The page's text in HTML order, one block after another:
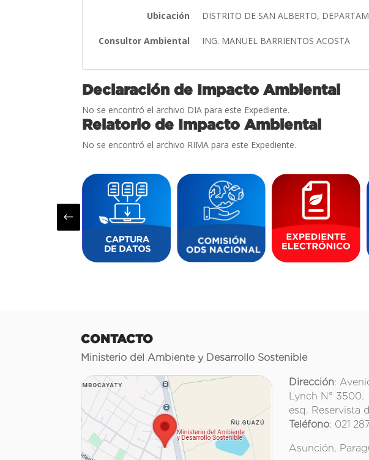
Ubicación DISTRITO DE SAN ALBERTO,
Consultor Ambiental ING. MANUEL BARRIENTOS ACOSTA
Declaración de Impacto Ambiental
No se encontró el archivo DIA para este Expediente.
Relatorio de Impacto Ambiental
No se encontró el archivo RIMA para este Expediente.
#
CONTACTO
Ministerio del Ambiente y Desarrollo Sostenible
Dirección:
Lynch N° 3500.
esq. Reservista
Teléfono: 021
Asunción,